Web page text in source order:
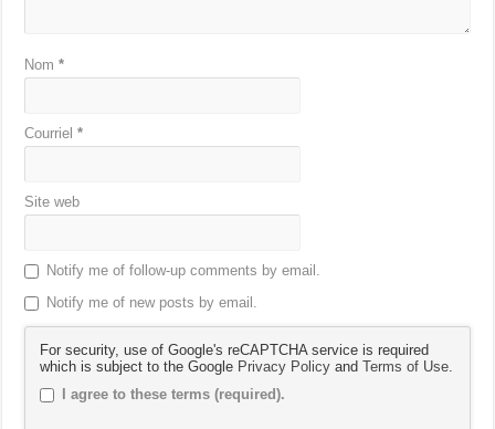
Nom*
Courriel*
Site web
Notify me of follow-up comments by email.
Notify me of new posts by email.
For security, use of Google's reCAPTCHA service is required
which is subject to the Google Privacy Policy andTerms of Use.
I agree to these terms (required).